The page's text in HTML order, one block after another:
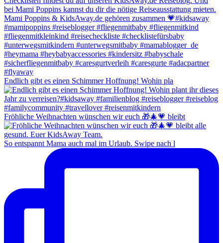
Endlich gibt es einen Schimmer Hoffnung! Wohin pla
Fröhliche Weihnachten wünschen wir euch 🎁🎄💗 bleibt
So entspannt Mama auch mal im Urlaub. Swipe nach l